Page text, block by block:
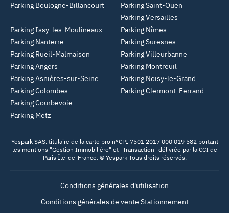
Parking Boulogne-Billancourt
Parking Saint-Ouen
Parking Versailles
Parking Issy-les-Moulineaux
Parking Nanterre
Parking Rueil-Malmaison
Parking Angers
Parking Asnières-sur-Seine
Parking Colombes
Parking Courbevoie
Parking Metz
Parking Nîmes
Parking Suresnes
Parking Villeurbanne
Parking Montreuil
Parking Noisy-le-Grand
Parking Clermont-Ferrand
Yespark SAS, titulaire de la carte pro n°CPI 7501 2017 000 019 582 portant
les mentions "Gestion Immobilière" et "Transaction" délivrée par la CCI de
Paris Île-de-France. © Yespark Tous droits réservés.
Conditions générales d'utilisation
Conditions générales de vente Stationnement